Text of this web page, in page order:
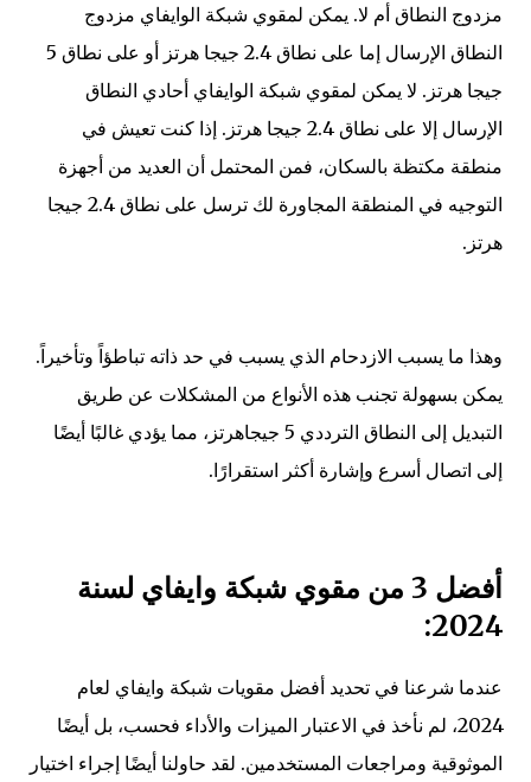
مزدوج النطاق أم لا. يمكن لمقوي شبكة الوايفاي مزدوج
النطاق الإرسال إما على نطاق 2.4 جيجا هرتز أو على نطاق 5
جيجا هرتز. لا يمكن لمقوي شبكة الوايفاي أحادي النطاق
الإرسال إلا على نطاق 2.4 جيجا هرتز. إذا كنت تعيش في
منطقة مكتظة بالسكان، فمن المحتمل أن العديد من أجهزة
التوجيه في المنطقة المجاورة لك ترسل على نطاق 2.4 جيجا
هرتز.
وهذا ما يسبب الازدحام الذي يسبب في حد ذاته تباطؤاً وتأخيراً.
يمكن بسهولة تجنب هذه الأنواع من المشكلات عن طريق
التبديل إلى النطاق الترددي 5 جيجاهرتز، مما يؤدي غالبًا أيضًا
إلى اتصال أسرع وإشارة أكثر استقرارًا.
أفضل 3 من مقوي شبكة وايفاي لسنة
2024:
عندما شرعنا في تحديد أفضل مقويات شبكة وايفاي لعام
2024، لم نأخذ في الاعتبار الميزات والأداء فحسب، بل أيضًا
الموثوقية ومراجعات المستخدمين. لقد حاولنا أيضًا إجراء اختيار